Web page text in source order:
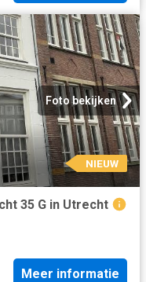
Foto bekijken
NIEUW
35 G in Utrecht
Meer informatie